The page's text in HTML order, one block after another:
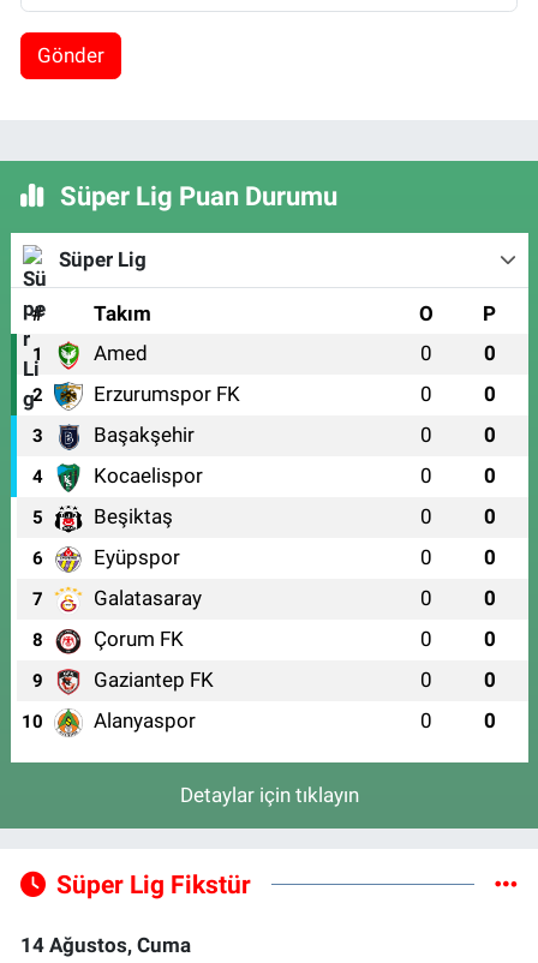
Gönder
Süper Lig Puan Durumu
Süper Lig
# Takım O P
1 Amed 0 0
2 Erzurumspor FK 0 0
3 Başakşehir 0 0
4 Kocaelispor 0 0
5 Beşiktaş 0 0
6 Eyüpspor 0 0
7 Galatasaray 0 0
8 Çorum FK 0 0
9 Gaziantep FK 0 0
10 Alanyaspor 0 0
Detaylar için tıklayın
Süper Lig Fikstür
14 Ağustos, Cuma